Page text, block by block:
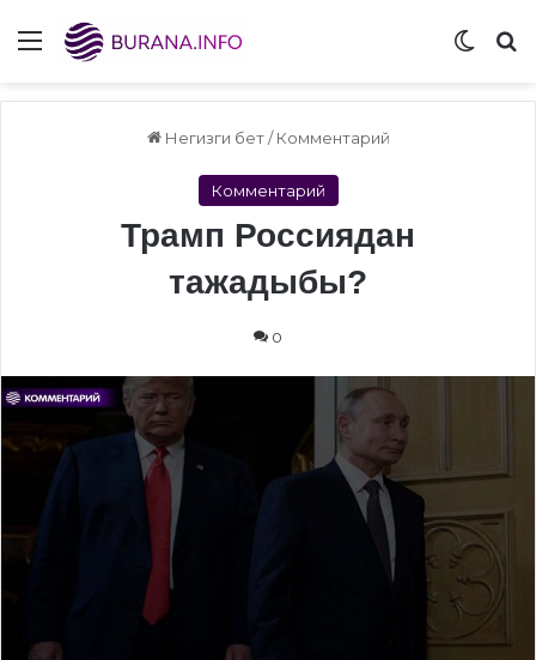
Menu
Негизги бет / Комментарий
Комментарий
Трамп Россиядан
тажадыбы?
0